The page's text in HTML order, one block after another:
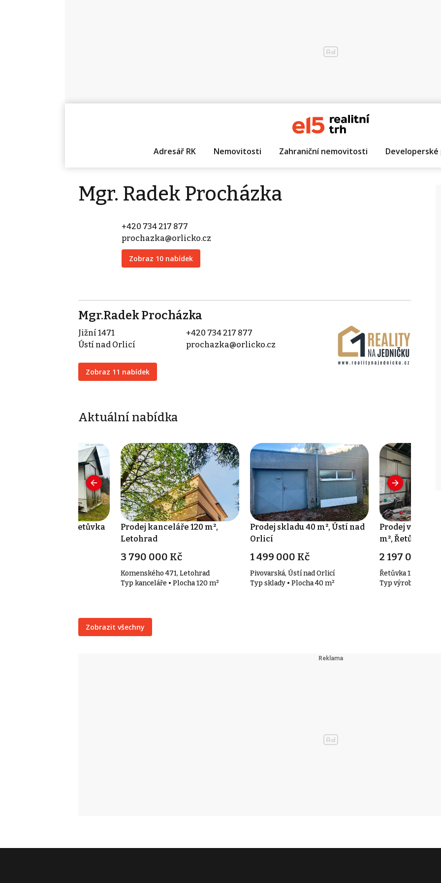
Adresář RK Nemovitosti Zahraniční nemovitosti
Mgr. Radek Procházka
+420 734 217 877
prochazka@orlicko.cz
Zobraz 10 nabídek
Mgr.Radek Procházka
Jižní 1471
Ústí nad Orlicí
Zobraz 11 nabídek
+420 734 217 877
prochazka@orlicko.cz
Aktuální nabídka
skladu 95 m², Řetůvka
Prodej kanceláře 120 m²,
Letohrad
3 790 000 Kč
Komenského 471, Letohrad
Typ kanceláře • Plocha 120 m²
Prodej skladu 40 m², Ústí nad
Orlicí
1 499 000 Kč
Pivovarská, Ústí nad Orlicí
Typ sklady • Plocha 40 m²
Prodej
m², Řetůvka
2 197 000 Kč
Řetůvka 132,
Typ výroba •
Zobrazit všechny